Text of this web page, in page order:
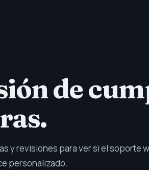
de
y revisiones para ver si el soporte
personalizado.